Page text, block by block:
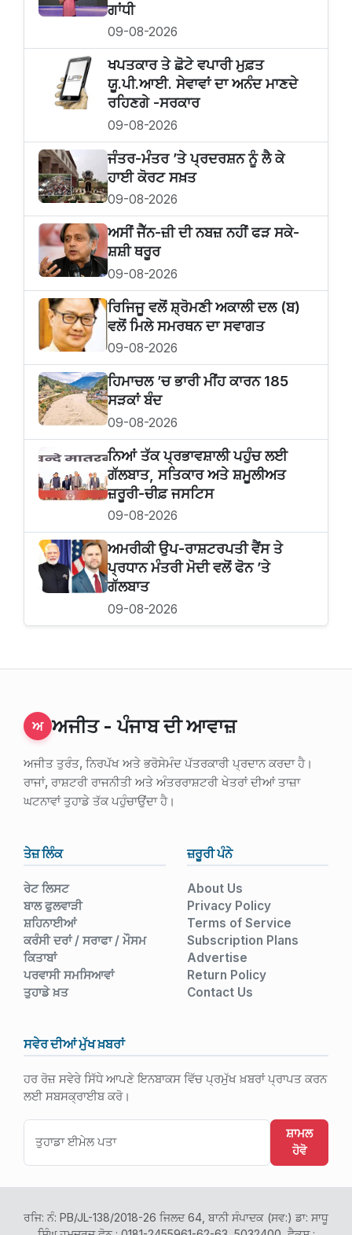
ਗਾਂਧੀ
09-08-2026
ਖਪਤਕਾਰ ਤੇ ਛੋਟੇ ਵਪਾਰੀ ਮੁਫ਼ਤ
ਯੂ.ਪੀ.ਆਈ. ਸੇਵਾਵਾਂ ਦਾ ਅਨੰਦ ਮਾਣਦੇ
ਰਹਿਣਗੇ -ਸਰਕਾਰ
09-08-2026
ਜੰਤਰ-ਮੰਤਰ ’ਤੇ ਪ੍ਰਦਰਸ਼ਨ ਨੂੰ ਲੈ ਕੇ
ਹਾਈ ਕੋਰਟ ਸਖ਼ਤ
09-08-2026
ਅਸੀਂ ਜੈੱਨ-ਜ਼ੀ ਦੀ ਨਬਜ਼ ਨਹੀਂ ਫੜ ਸਕੇ-
ਸ਼ਸ਼ੀ ਥਰੂਰ
09-08-2026
ਰਿਜਿਜੂ ਵਲੋਂ ਸ਼੍ਰੋਮਣੀ ਅਕਾਲੀ ਦਲ (ਬ)
ਵਲੋਂ ਮਿਲੇ ਸਮਰਥਨ ਦਾ ਸਵਾਗਤ
09-08-2026
ਹਿਮਾਚਲ ’ਚ ਭਾਰੀ ਮੀਂਹ ਕਾਰਨ 185
ਸੜਕਾਂ ਬੰਦ
09-08-2026
ਨਿਆਂ ਤੱਕ ਪ੍ਰਭਾਵਸ਼ਾਲੀ ਪਹੁੰਚ ਲਈ
ਗੱਲਬਾਤ, ਸਤਿਕਾਰ ਅਤੇ ਸ਼ਮੂਲੀਅਤ
ਜ਼ਰੂਰੀ-ਚੀਫ਼ ਜਸਟਿਸ
09-08-2026
ਅਮਰੀਕੀ ਉਪ-ਰਾਸ਼ਟਰਪਤੀ ਵੈਂਸ ਤੇ
ਪ੍ਰਧਾਨ ਮੰਤਰੀ ਮੋਦੀ ਵਲੋਂ ਫੋਨ ’ਤੇ
ਗੱਲਬਾਤ
09-08-2026
ਅ ਅਜੀਤ - ਪੰਜਾਬ ਦੀ ਆਵਾਜ਼
ਅਜੀਤ ਤੁਰੰਤ, ਨਿਰਪੱਖ ਅਤੇ ਭਰੋਸੇਮੰਦ ਪੱਤਰਕਾਰੀ ਪ੍ਰਦਾਨ ਕਰਦਾ ਹੈ।
ਰਾਜਾਂ, ਰਾਸ਼ਟਰੀ ਰਾਜਨੀਤੀ ਅਤੇ ਅੰਤਰਰਾਸ਼ਟਰੀ ਖੇਤਰਾਂ ਦੀਆਂ ਤਾਜ਼ਾ
ਘਟਨਾਵਾਂ ਤੁਹਾਡੇ ਤੱਕ ਪਹੁੰਚਾਉਂਦਾ ਹੈ।
ਤੇਜ਼ ਲਿੰਕ
ਰੇਟ ਲਿਸਟ
ਬਾਲ ਫੁਲਵਾੜੀ
ਸ਼ਹਿਨਾਈਆਂ
ਕਰੰਸੀ ਦਰਾਂ / ਸਰਾਫਾ / ਮੌਸਮ
ਕਿਤਾਬਾਂ
ਪਰਵਾਸੀ ਸਮਸਿਆਵਾਂ
ਤੁਹਾਡੇ ਖ਼ਤ
ਜ਼ਰੂਰੀ ਪੰਨੇ
About Us
Privacy Policy
Terms of Service
Subscription Plans
Advertise
Return Policy
Contact Us
ਸਵੇਰ ਦੀਆਂ ਮੁੱਖ ਖ਼ਬਰਾਂ
ਹਰ ਰੋਜ਼ ਸਵੇਰੇ ਸਿੱਧੇ ਆਪਣੇ ਇਨਬਾਕਸ ਵਿੱਚ ਪ੍ਰਮੁੱਖ ਖ਼ਬਰਾਂ ਪ੍ਰਾਪਤ ਕਰਨ
ਲਈ ਸਬਸਕ੍ਰਾਈਬ ਕਰੋ।
ਸ਼ਾਮਲ
ਹੋਵੋ
ਰਜਿ: ਨੰ: PB/JL-138/2018-26 ਜਿਲਦ 64, ਬਾਨੀ ਸੰਪਾਦਕ (ਸਵ:) ਡਾ: ਸਾਧੂ